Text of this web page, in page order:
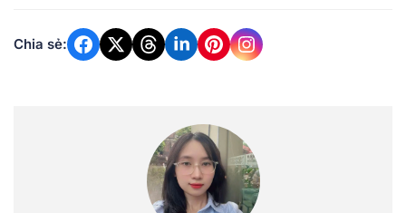
Chia sẻ: